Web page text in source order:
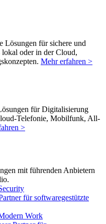
Lösungen für sichere und
lokal oder in der Cloud,
Mehr erfahren >
für Digitalisierung
Telefonie, Mobilfunk, All-
>
mit führenden Anbietern